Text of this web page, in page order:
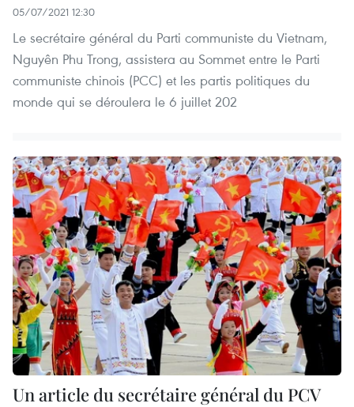
05/07/2021 12:30
Le secrétaire général du Parti communiste du Vietnam,
Nguyên Phu Trong, assistera au Sommet entre le Parti
communiste chinois (PCC) et les partis politiques du
monde qui se déroulera le 6 juillet 202
Un article du secrétaire général du PCV